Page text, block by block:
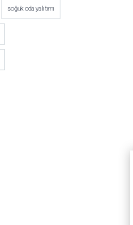
soğuk oda yalıtımı